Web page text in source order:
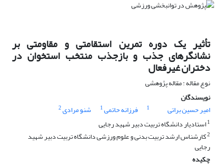
تأثیر یک دوره تمرین استقامتی و مقاومتی بر
نشانگرهای جذب و بازجذب منتخب استخوان در
دختران غیرفعال
نوع مقاله : مقاله پژوهشی
نویسندگان
امیر حسین براتی
1 فرزانه حاتمی1 شنو مرادی2
1استادیار دانشگاه تربیت دبیر شهید رجایی
2کارشناس ارشد تربیت بدنی و علوم ورزشی دانشگاه تربیت دبیر شهید
رجایی
چکیده